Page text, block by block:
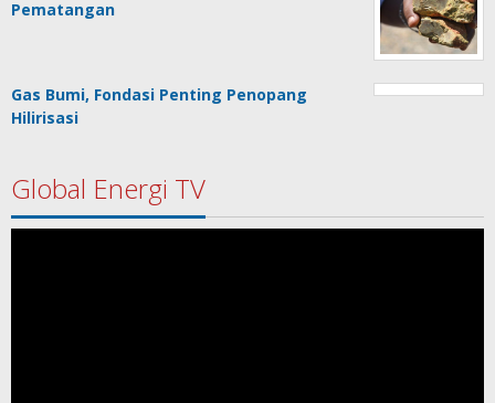
Pematangan
Gas Bumi, Fondasi Penting Penopang
Hilirisasi
Global Energi TV